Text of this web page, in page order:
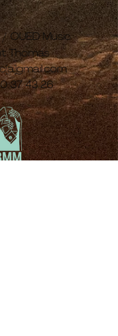
/OUED Music
Thomas
37 43 26